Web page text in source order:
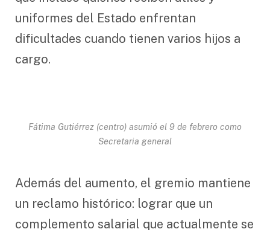
uniformes del Estado enfrentan
dificultades cuando tienen varios hijos a
cargo.
Fátima Gutiérrez (centro) asumió el 9 de febrero como
Secretaria general
Además del aumento, el gremio mantiene
un reclamo histórico: lograr que un
complemento salarial que actualmente se